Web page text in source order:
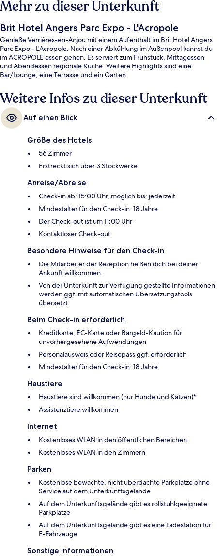
Mehr zu dieser Unterkunft
Brit Hotel Angers Parc Expo - L'Acropole
Genieße Verrières-en-Anjou mit einem Aufenthalt im Brit Hotel Angers
Parc Expo - L'Acropole. Nach einer Abkühlung im Außenpool kannst du
im ACROPOLE essen gehen. Es serviert zum Frühstück, Mittagessen
und Abendessen regionale Küche. Weitere Highlights sind eine
Bar/Lounge, eine Terrasse und ein Garten.
Weitere Infos zu dieser Unterkunft
Auf einen Blick
Größe des Hotels
56 Zimmer
Erstreckt sich über 3 Stockwerke
Anreise/Abreise
Check-in ab: 15:00 Uhr, möglich bis: jederzeit
Mindestalter für den Check-in: 18 Jahre
Der Check-out ist um 11:00 Uhr
Kontaktloser Check-out
Besondere Hinweise für den Check-in
Die Mitarbeiter der Rezeption heißen dich bei deiner
Ankunft willkommen.
Von der Unterkunft zur Verfügung gestellte Informationen
werden ggf. mit automatischen Übersetzungstools
übersetzt.
Beim Check-in erforderlich
Kreditkarte, EC-Karte oder Bargeld-Kaution für
unvorhergesehene Aufwendungen
Personalausweis oder Reisepass ggf. erforderlich
Mindestalter für den Check-in: 18 Jahre
Haustiere
Haustiere sind willkommen (nur Hunde und Katzen)*
Assistenztiere willkommen
Internet
Kostenloses WLAN in den öffentlichen Bereichen
Kostenloses WLAN in den Zimmern
Parken
Kostenlose bewachte, nicht überdachte Parkplätze ohne
Service auf dem Unterkunftsgelände
Auf dem Unterkunftsgelände gibt es rollstuhlgeeignete
Parkplätze
Auf dem Unterkunftsgelände gibt es eine Ladestation für
E-Fahrzeuge
Sonstige Informationen